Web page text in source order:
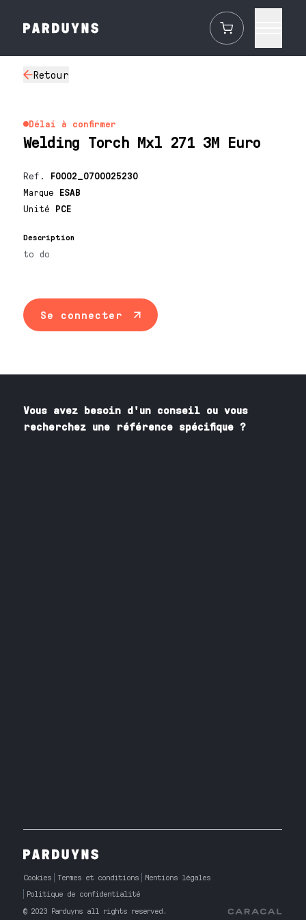
Retour
Délai à confirmer
Welding Torch Mxl 271 3M Euro
Ref. F0002_0700025230
Marque ESAB
Unité PCE
Description
to do
Se connecter
Vous avez besoin d'un conseil ou vous
recherchez une référence spécifique ?
Cookies Termes et conditions
Mentions légales
Politique de confidentialité
© 2023 Parduyns all rights reserved.
Caracal Agency